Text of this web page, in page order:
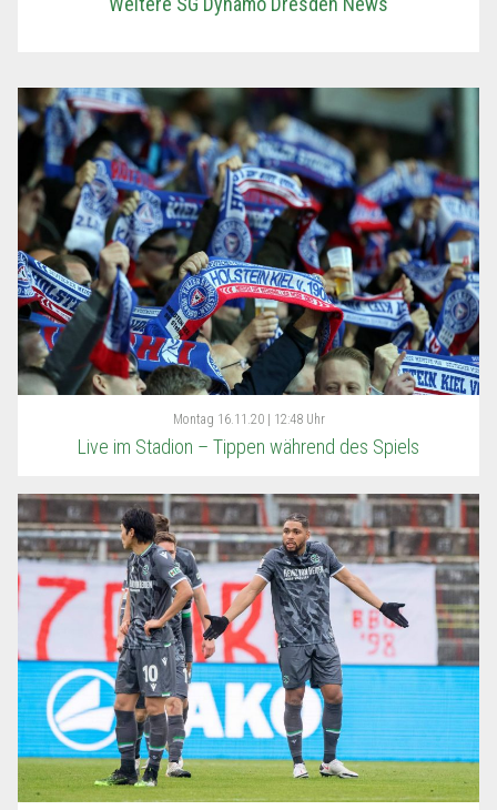
Montag 16.11.20 | 12:48 Uhr
Live im Stadion – Tippen während des Spiels